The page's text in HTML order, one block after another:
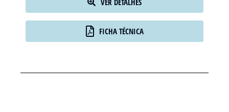
VER DETALHES
FICHA TÉCNICA